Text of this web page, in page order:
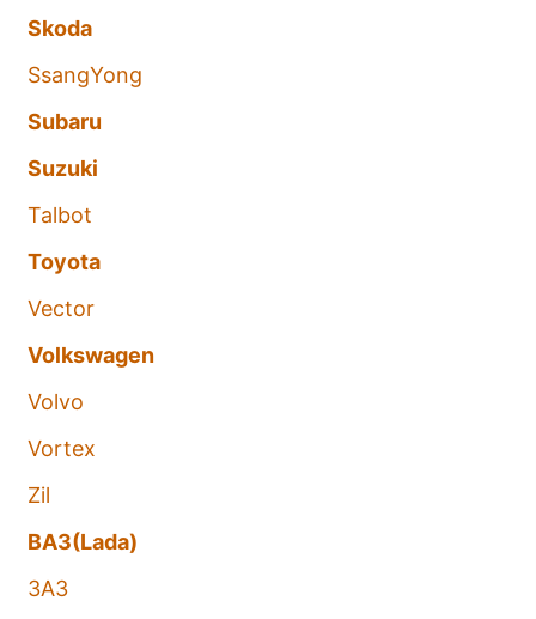
Skoda
SsangYong
Subaru
Suzuki
Talbot
Toyota
Vector
Volkswagen
Volvo
Vortex
Zil
ВАЗ(Lada)
ЗАЗ